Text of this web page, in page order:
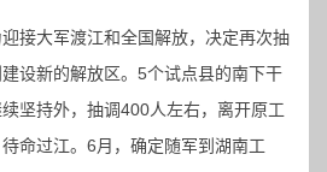
接大军渡江和全国解放，决定再次抽
设新的解放区。5个试点县的南下干
坚持外，抽调400人左右，离开原工
命过江。6月，确定随军到湖南工